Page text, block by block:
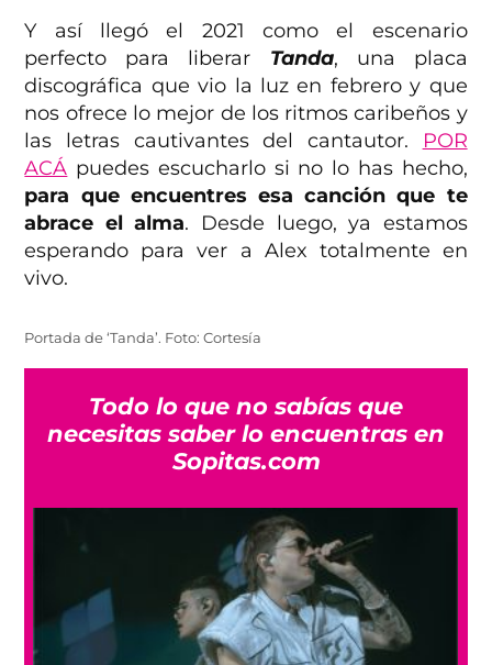
Y así llegó el 2021 como el escenario
perfecto para liberar Tanda, una placa
discográfica que vio la luz en febrero y que
nos ofrece lo mejor de los ritmos caribeños y
las letras cautivantes del cantautor.
POR
ACÁ puedes escucharlo si no lo has hecho,
para que encuentres esa canción que te
abrace el alma. Desde luego, ya estamos
esperando para ver a Alex totalmente en
vivo.
Portada de ‘Tanda’. Foto: Cortesía
Todo lo que no sabías que
necesitas saber lo encuentras en
Sopitas.com